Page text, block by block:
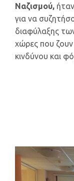
Ναζισμού,
για να
διαφύλαξης
χώρες που ζουν
κινδύνου και